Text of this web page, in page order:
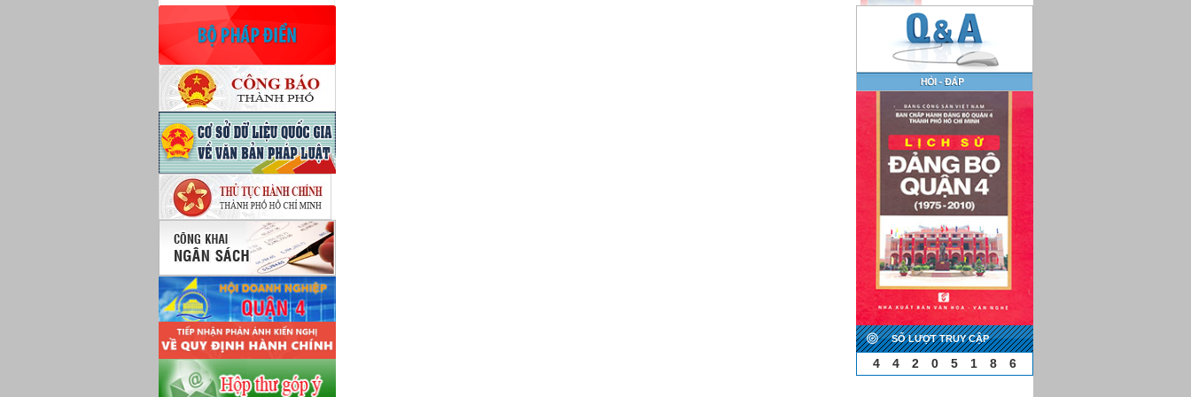
SỐ LƯỢT TRUY CẬP
4 4 2 0 5 1 8 6